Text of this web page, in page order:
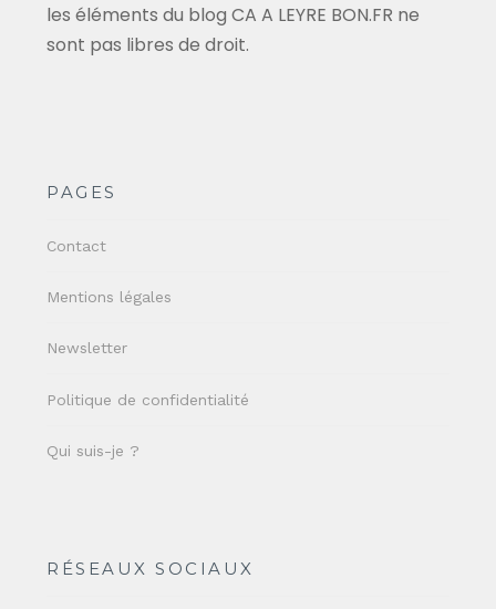
les éléments du blog CA A LEYRE BON.FR ne
sont pas libres de droit.
PAGES
Contact
Mentions légales
Newsletter
Politique de confidentialité
Qui suis-je ?
RÉSEAUX SOCIAUX